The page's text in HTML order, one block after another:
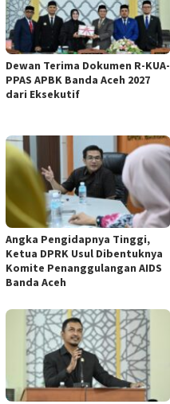
Dewan Terima Dokumen R-KUA-
PPAS APBK Banda Aceh 2027
dari Eksekutif
Angka Pengidapnya Tinggi,
Ketua DPRK Usul Dibentuknya
Komite Penanggulangan AIDS
Banda Aceh